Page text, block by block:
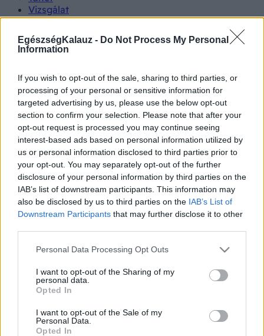
EgészségKalauz - Do Not Process My Personal
Information
If you wish to opt-out of the sale, sharing to third parties, or
processing of your personal or sensitive information for
targeted advertising by us, please use the below opt-out
section to confirm your selection. Please note that after your
opt-out request is processed you may continue seeing
interest-based ads based on personal information utilized by
us or personal information disclosed to third parties prior to
your opt-out. You may separately opt-out of the further
disclosure of your personal information by third parties on the
IAB’s list of downstream participants. This information may
also be disclosed by us to third parties on the IAB’s List of
Downstream Participants that may further disclose it to other
Please note that this website/app uses one or more Google
not limited to your visit or usage behaviour. You may click to
grant or deny consent to Google and its third-party tags to
use your data for below specified purposes in below Google
consent section.
Personal Data Processing Opt Outs
I want to opt-out of the Sharing of my
personal data.
Opted In
I want to opt-out of the Sale of my
Personal Data.
Opted In
Vizsgálat
Kezelés
Életmódváltás
Kutatás
Prevenció
Videók
Kisállatok egészsége
#allergia #influenza#cukorbetegség
#orvosmeteorológia#vérnyomás #stroke#rákbetegség
#pajzsmirigy#reflux#ekcéma#herpesz
Regisztráció
Húsvét
Húsvét